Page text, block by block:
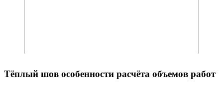
Тёплый шов особенности расчёта объемов работ